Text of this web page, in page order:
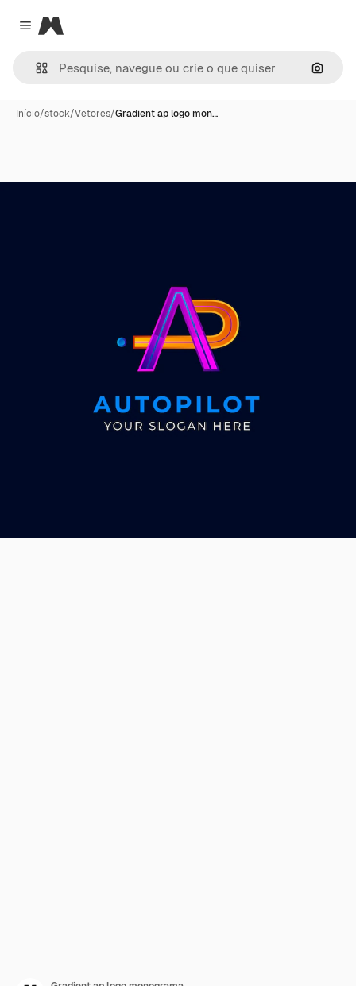
Close menu
Magnific
Início/stock/Vetores/Gradient ap logo mon…